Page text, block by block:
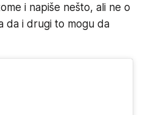
i napiše nešto, ali ne o
da i drugi to mogu da